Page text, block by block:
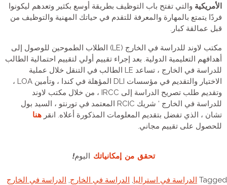
الأمريكيةوالتي تفتح باب التوظيف بطريقة أوسع بكثير وتعدهم ليكونوا
فردًا يتمتع بالمهارة والمعرفة للتقدم في حياتك المهنية والتوظيف من
قبل عمالقة كبار.
مكتب لاوند للدراسة في الخارج (LE) الطلاب الطموحين للوصول إلى
أهدافهم التعليمية الدولية. بعد إجراء تقييم أولي لتقييم احتمالية الطالب
للدراسة في الخارج ، تساعد LE الطالب في التنقل خلال عملية
الاختيار والتقديم في مؤسسات DLI المؤهلة في كندا ، وتأمين LOA ،
وتقديم طلب تصريح الدراسة إلى IRCC ، من خلال مكتب لاوند
للدراسة في الخارج ‘ شريك RCIC المعتمد في تورنتو ، السيد بول
تشان ، الذي تفضل بتقديم المعلومات المذكورة أعلاه. انقر هنا
للحصول على تقييم مجاني.
تحقق من إمكانياتكاليوم!
الدراسة في استراليا, الدراسة في الخارج, الدراسة في الخارج